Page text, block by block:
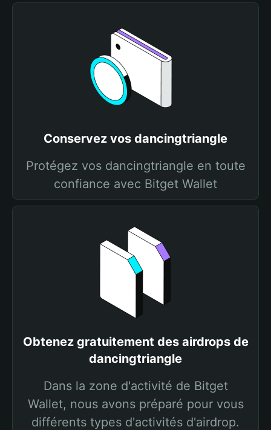
Conservez vos dancingtriangle
Protégez vos dancingtriangle en toute
confiance avec Bitget Wallet
Obtenez gratuitement des airdrops de
dancingtriangle
Dans la zone d'activité de Bitget
Wallet, nous avons préparé pour vous
différents types d'activités d'airdrop.